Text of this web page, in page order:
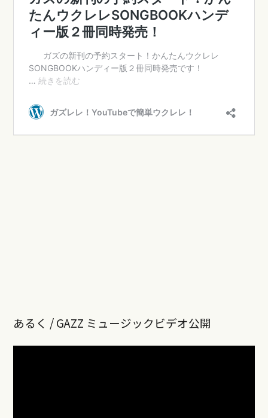
あるく / GAZZ ミュージックビデオ公開